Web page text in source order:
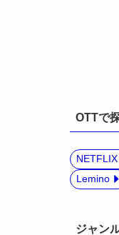
OTTで
NETFLIX
Lemino
ジャン